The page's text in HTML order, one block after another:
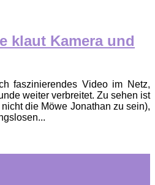
klaut Kamera und
faszinierendes Video im Netz,
weiter verbreitet. Zu sehen ist
die Möwe Jonathan zu sein),